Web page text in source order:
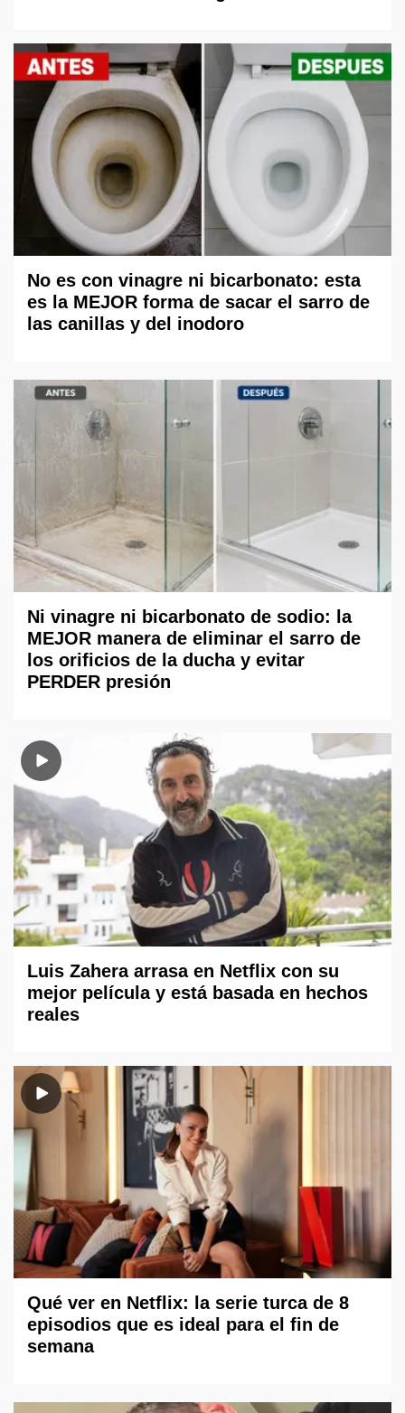
No es con vinagre ni bicarbonato: esta
es la MEJOR forma de sacar el sarro de
las canillas y del inodoro
Ni vinagre ni bicarbonato de sodio: la
MEJOR manera de eliminar el sarro de
los orificios de la ducha y evitar
PERDER presión
Luis Zahera arrasa en Netflix con su
mejor película y está basada en hechos
reales
Qué ver en Netflix: la serie turca de 8
episodios que es ideal para el fin de
semana